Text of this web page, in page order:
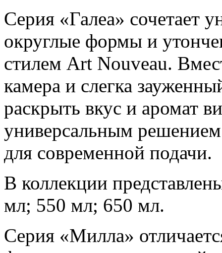
Серия «Галеа» сочетает
округлые формы и
стилем Art Nouveau.
камера и слегка
раскрыть вкус и аромат
универсальным решением
для современной подачи.
В коллекции
мл; 550 мл; 650 мл.
Серия «Милла»